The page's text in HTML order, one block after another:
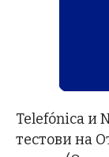
Telefónica и
тестови на